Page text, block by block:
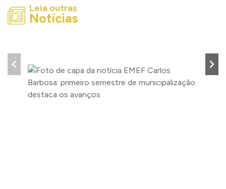
Leia outras
Notícias